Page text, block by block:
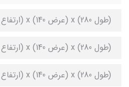
(طول 280) x (عرض 140) x (ارتفاع 9.5)
(طول 280) x (عرض 140) x (ارتفاع 5.5)
(طول 280) x (عرض 140) x (ارتفاع 2) فلت